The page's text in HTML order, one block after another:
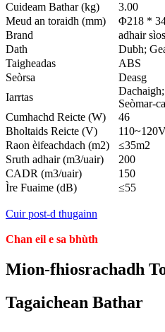
Cuideam Bathar (kg)
3.00
Meud an toraidh (mm)
Φ218 *
Brand
adhair
Dath
Dubh;
Taigheadas
ABS
Seòrsa
Deasg
Iarrtas
Seòmar-
Cumhachd Reicte (W)
46
Bholtaids Reicte (V)
Raon èifeachdach (m2)
≤35m2
Sruth adhair (m3/uair)
200
CADR (m3/uair)
150
Ìre Fuaime (dB)
≤55
Cuir post-d thugainn
Chan eil e sa bhùth
Mion-fhiosrachadh
Tagaichean Bathar